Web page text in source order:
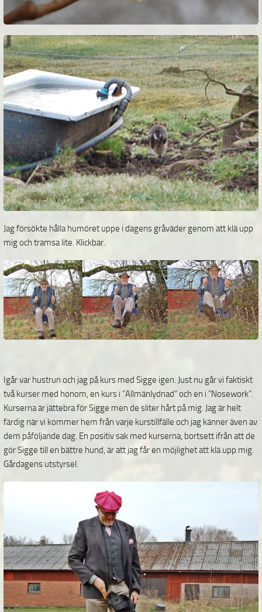
Jag försökte hålla humöret uppe i dagens gråväder genom att klä upp
mig och tramsa lite. Klickbar.
Igår var hustrun och jag på kurs med Sigge igen. Just nu går vi faktiskt
två kurser med honom, en kurs i ”Allmänlydnad” och en i ”Nosework”.
Kurserna är jättebra för Sigge men de sliter hårt på mig. Jag är helt
färdig när vi kommer hem från varje kurstillfälle och jag känner även av
dem påföljande dag. En positiv sak med kurserna, bortsett ifrån att de
gör Sigge till en bättre hund, är att jag får en möjlighet att klä upp mig.
Gårdagens utstyrsel.